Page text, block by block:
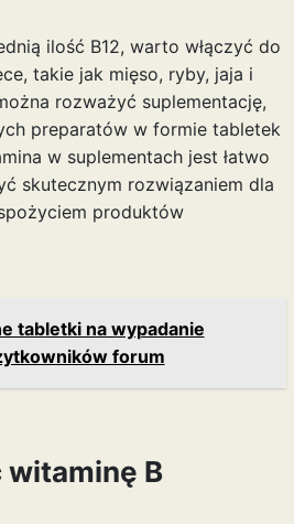
ilość B12, warto włączyć do
takie jak mięso, ryby, jaja i
rozważyć suplementację,
preparatów w formie tabletek
w suplementach jest łatwo
skutecznym rozwiązaniem dla
produktów
tabletki na wypadanie
forum
B